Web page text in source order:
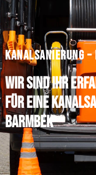
KANALSANIERUNG –
Wir sind Ihr
für eine
Barmbek